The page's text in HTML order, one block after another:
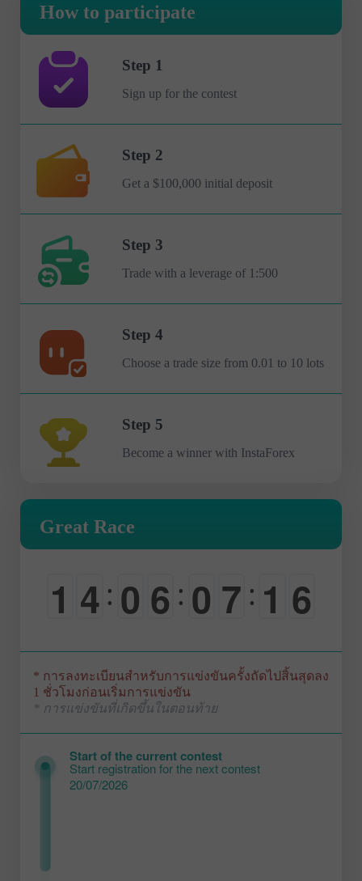
How to participate
Step 1
Sign up for the contest
Step 2
Get a $100,000 initial deposit
Step 3
Trade with a leverage of 1:500
Step 4
Choose a trade size from 0.01 to 10 lots
Step 5
Become a winner with InstaForex
Great Race
1 4 : 0 6 : 0 7 : 1 5
* การลงทะเบียนสำหรับการแข่งขันครั้งถัดไปสิ้นสุดลง
1 ชั่วโมงก่อนเริ่มการแข่งขัน
* การแข่งขันที่เกิดขึ้นในตอนท้าย
Start of the current contest
Start registration for the next contest
20/07/2026